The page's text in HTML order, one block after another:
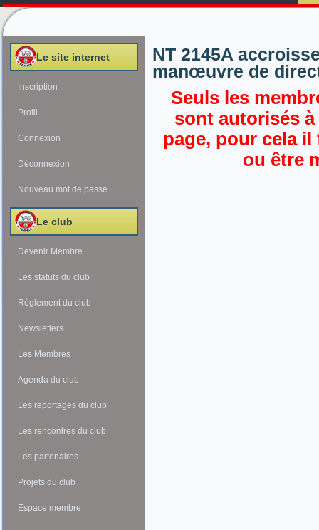
Le site internet
Inscription
Profil
Connexion
Déconnexion
Nouveau mot de passe
Le club
Devenir Membre
Les statuts du club
Règlement du club
Newsletters
Les Membres
Agenda du club
Les reportages du club
Les rencontres du club
Les partenaires
Projets du club
Espace membre
NT 2145A
manœuvre de
Seuls les
sont autorisés
page, pour cela
ou être